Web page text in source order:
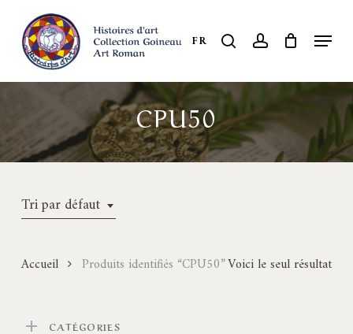
main
content
FR search account Menu
CPU50
Tri par défaut
Voici le seul résultat
Accueil Produits identifiés “CPU50”
CATÉGORIES
Close